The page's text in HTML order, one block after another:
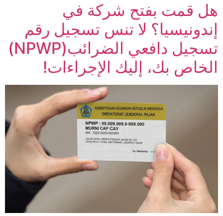
هل قمت بفتح شركة في
إندونيسيا؟ لا تنس تسجيل رقم
تسجيل دافعي الضرائب(NPWP)
الخاص بك، إليك الإجراءات!